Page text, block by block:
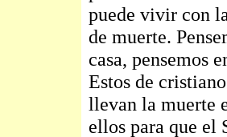
puede vivir con
de muerte.
casa, pensemos
Estos de
llevan la muerte
ellos para que el